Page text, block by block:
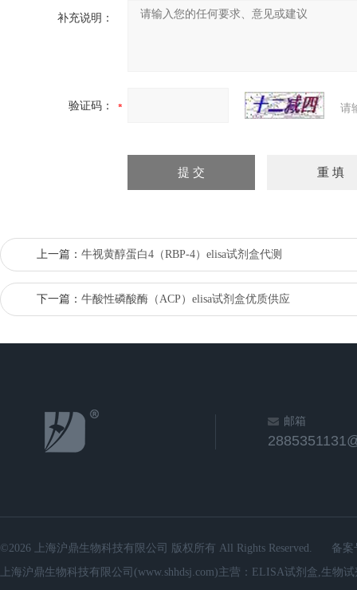
补充说明：
验证码： 请
上一篇： 牛视黄醇蛋白4（RBP-4）elisa试剂盒代测
下一篇： 牛酸性磷酸酶（ACP）elisa试剂盒优质供应
邮箱
©2026 上海沪鼎生物科技有限公司 版权所有 All Rights Reserved.
备案
上海沪鼎生物科技有限公司(www.shhdsj.com)主营：ELISA试剂盒,生物